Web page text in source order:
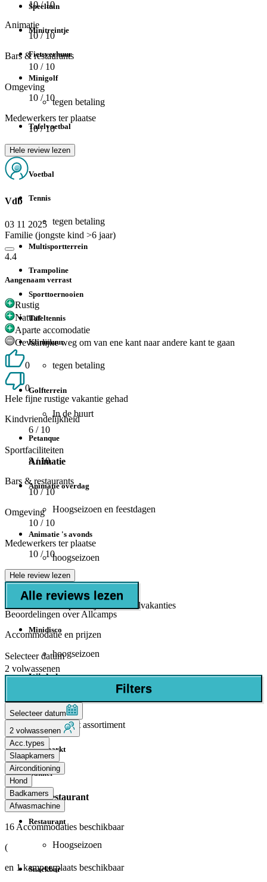
Speeltuin
Minitreintje
Fietsverhuur
Minigolf
tegen betaling
Tafelvoetbal
Sport
Voetbal
Tennis
tegen betaling
Multisportterrein
Trampoline
Sporttoernooien
Tafeltennis
Klimmuur
tegen betaling
Golfterrein
In de buurt
Petanque
Animatie
Animatie overdag
Hoogseizoen en feestdagen
Animatie 's avonds
hoogseizoen
Miniclub
Geopend tijdens schoolvakanties
Minidisco
hoogseizoen
Winkels
Supermarkt
beperkt assortiment
Minimarkt
Bakker
Bar/restaurant
Restaurant
Hoogseizoen
Snackbar
10/ 10
Animatie
10/ 10
Bars & restaurants
10 / 10
Omgeving
10 / 10
Medewerkers ter plaatse
10/ 10
Hele review lezen
Vdb
03 11 2025
Familie (jongste kind >6 jaar)
4.4
Aangenaam verrast
Rustig
Natuur
Aparte accomodatie
Gevaarlijke weg om van ene kant naar andere kant te gaan
0
0
Hele fijne rustige vakantie gehad
Kindvriendelijkheid
6 / 10
Sportfaciliteiten
8/ 10
Bars & restaurants
10/ 10
Omgeving
10 / 10
Medewerkers ter plaatse
10 / 10
Hele review lezen
Alle reviews lezen
Beoordelingen over Allcamps
Accommodatie en prijzen
Selecteer datum
2 volwassenen
Filters
Selecteer datum
2 volwassenen
Acc.types
Slaapkamers
Airconditioning
Hond
Badkamers
Afwasmachine
16 Accommodaties beschikbaar
(
en 1kampeerplaats beschikbaar